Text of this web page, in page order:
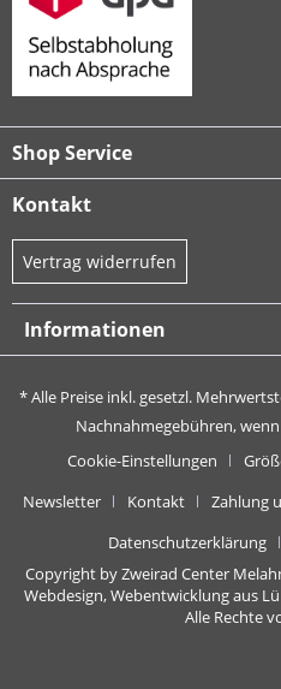
Shop Service
Kontakt
Vertrag widerrufen
Informationen
* Alle Preise inkl. gesetzl.
Nachnahmegebühren,
Cookie-Einstellungen
Newsletter
Kontakt Zahlung
Datenschutzerklärung
Copyright by Zweirad Center
Webdesign, Webentwicklung aus
Alle Rechte